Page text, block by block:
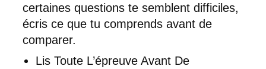
certaines questions te semblent difficiles,
écris ce que tu comprends avant de
comparer.
Lis Toute L’épreuve Avant De